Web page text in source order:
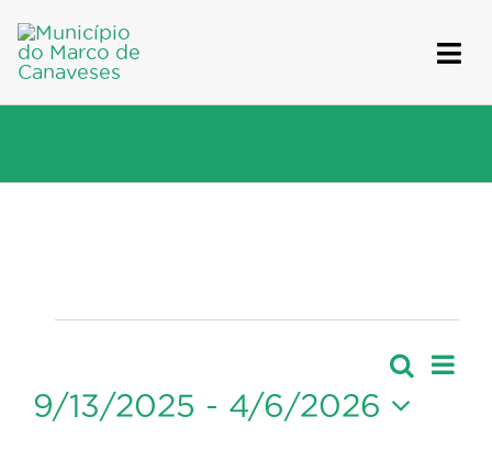
to
content
Navegação
de
Lista
9/13/2025 - 4/6/2026